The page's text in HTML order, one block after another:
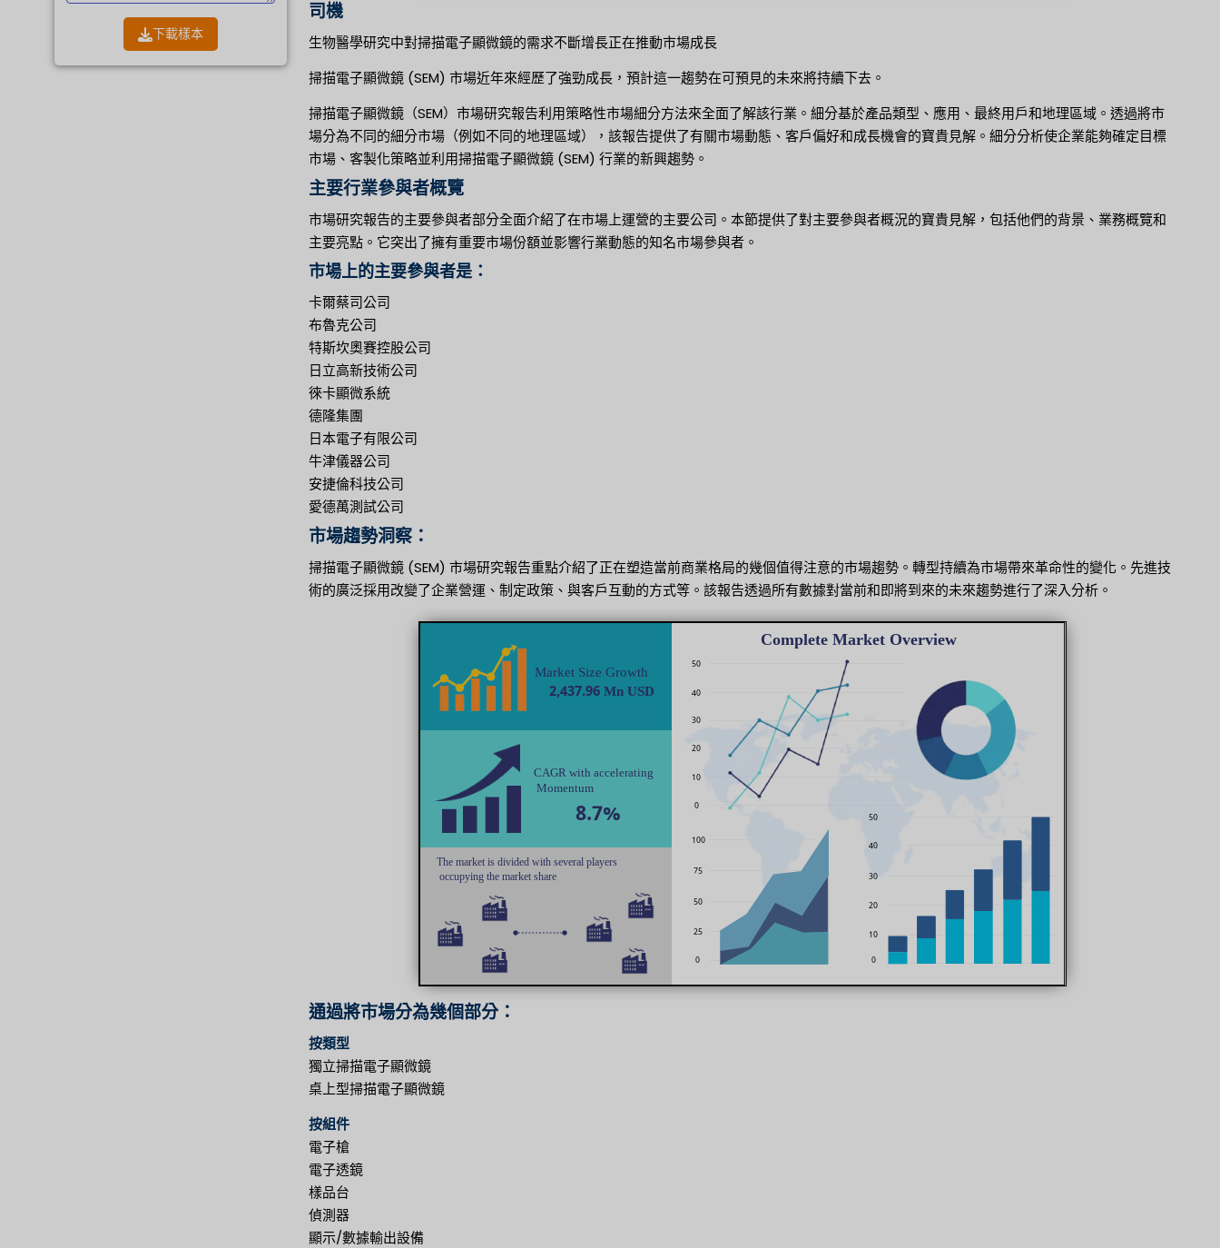
下載樣本
司機
生物醫學研究中對掃描電子顯微鏡的需求不斷增長正在推動市場成長
掃描電子顯微鏡 (SEM) 市場近年來經歷了強勁成長，預計這一趨勢在可預見的未來將持續下去。
掃描電子顯微鏡（SEM）市場研究報告利用策略性市場細分方法來全面了解該行業。細分基於產品類型、應用、最終用戶和地理區域。透過將市
場分為不同的細分市場（例如不同的地理區域），該報告提供了有關市場動態、客戶偏好和成長機會的寶貴見解。細分分析使企業能夠確定目標
市場、客製化策略並利用掃描電子顯微鏡 (SEM) 行業的新興趨勢。
主要行業參與者概覽
市場研究報告的主要參與者部分全面介紹了在市場上運營的主要公司。本節提供了對主要參與者概況的寶貴見解，包括他們的背景、業務概覽和
主要亮點。它突出了擁有重要市場份額並影響行業動態的知名市場參與者。
市場上的主要參與者是：
卡爾蔡司公司
布魯克公司
特斯坎奧賽控股公司
日立高新技術公司
徠卡顯微系統
德隆集團
日本電子有限公司
牛津儀器公司
安捷倫科技公司
愛德萬測試公司
市場趨勢洞察：
掃描電子顯微鏡 (SEM) 市場研究報告重點介紹了正在塑造當前商業格局的幾個值得注意的市場趨勢。轉型持續為市場帶來革命性的變化。先進技
術的廣泛採用改變了企業營運、制定政策、與客戶互動的方式等。該報告透過所有數據對當前和即將到來的未來趨勢進行了深入分析。
通過將市場分為幾個部分：
按類型
獨立掃描電子顯微鏡
桌上型掃描電子顯微鏡
按組件
電子槍
電子透鏡
樣品台
偵測器
顯示/數據輸出設備